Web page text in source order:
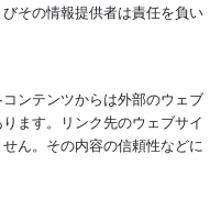
その情報提供者は責任を負い
ンテンツからは外部のウェブ
ます。リンク先のウェブサイ
ん。その内容の信頼性などに